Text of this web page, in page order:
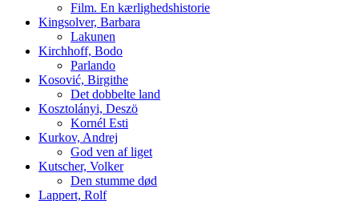
Film. En kærlighedshistorie
Kingsolver, Barbara
Lakunen
Kirchhoff, Bodo
Parlando
Kosović, Birgithe
Det dobbelte land
Kosztolányi, Deszö
Kornél Esti
Kurkov, Andrej
God ven af liget
Kutscher, Volker
Den stumme død
Lappert, Rolf